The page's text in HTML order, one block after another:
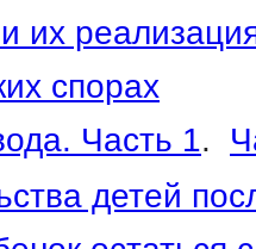
их
спорах
Часть 1.
детей